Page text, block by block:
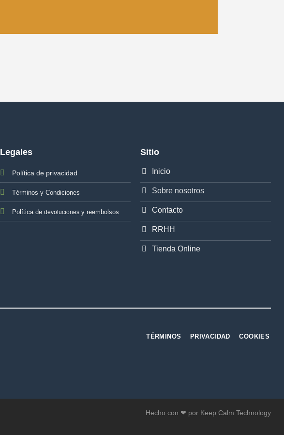
Legales
Política de privacidad
Términos y Condiciones
Política de devolucionesy reembolsos
Sitio
Inicio
Sobre nosotros
Contacto
RRHH
Tienda Online
TÉRMINOS PRIVACIDAD COOKIES
Hecho con ❤ por Keep Calm Technology